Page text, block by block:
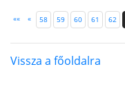
«« « 58 59 60 61 62
Vissza a főoldalra